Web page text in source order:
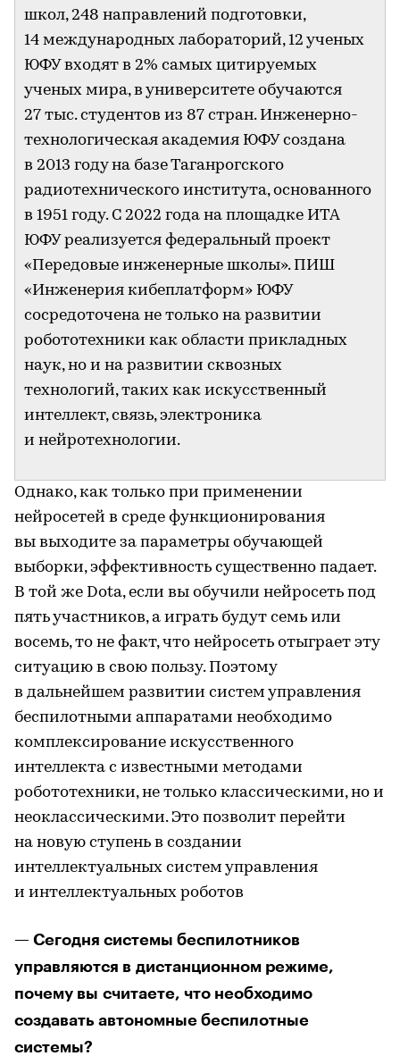
школ, 248 направлений подготовки,
14 международных лабораторий, 12 ученых
ЮФУ входят в 2% самых цитируемых
ученых мира, в университете обучаются
27 тыс. студентов из 87 стран. Инженерно-
технологическая академия ЮФУ создана
в 2013 году на базе Таганрогского
радиотехнического института, основанного
в 1951 году. С 2022 года на площадке ИТА
ЮФУ реализуется федеральный проект
«Передовые инженерные школы». ПИШ
«Инженерия кибеплатформ» ЮФУ
сосредоточена не только на развитии
робототехники как области прикладных
наук, но и на развитии сквозных
технологий, таких как искусственный
интеллект, связь, электроника
и нейротехнологии.
Однако, как только при применении
нейросетей в среде функционирования
вы выходите за параметры обучающей
выборки, эффективность существенно падает.
В той же Dota, если вы обучили нейросеть под
пять участников, а играть будут семь или
восемь, то не факт, что нейросеть отыграет эту
ситуацию в свою пользу. Поэтому
в дальнейшем развитии систем управления
беспилотными аппаратами необходимо
комплексирование искусственного
интеллекта с известными методами
робототехники, не только классическими, но и
неоклассическими. Это позволит перейти
на новую ступень в создании
интеллектуальных систем управления
и интеллектуальных роботов
— Сегодня системы беспилотников
управляются в дистанционном режиме,
почему вы считаете, что необходимо
создавать автономные беспилотные
системы?